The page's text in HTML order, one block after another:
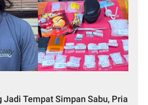
Jadi Tempat Simpan Sabu, Pria